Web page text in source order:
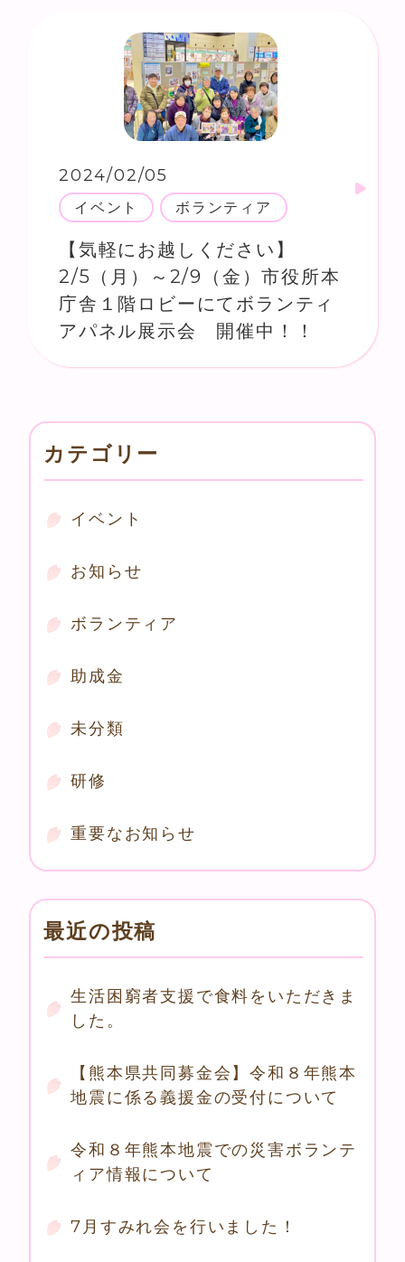
2024/02/05
イベント ボランティア
【気軽にお越しください】
2/5（月）～2/9（金）市役所本
庁舎１階ロビーにてボランティ
アパネル展示会 開催中！！
カテゴリー
イベント
お知らせ
ボランティア
助成金
未分類
研修
重要なお知らせ
最近の投稿
生活困窮者支援で食料をいただきま
した。
【熊本県共同募金会】令和８年熊本
地震に係る義援金の受付について
令和８年熊本地震での災害ボランテ
ィア情報について
7月すみれ会を行いました！